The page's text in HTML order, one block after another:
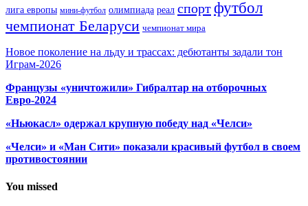
лига европы мини-футбол олимпиада реал спортфутбол
чемпионат Беларуси чемпионат мира
Новое поколение на льду и трассах: дебютанты задали тон
Играм-2026
Французы «уничтожили» Гибралтар на отборочных
Евро-2024
«Ньюкасл» одержал крупную победу над «Челси»
«Челси» и «Ман Сити» показали красивый футбол в своем
противостоянии
You missed